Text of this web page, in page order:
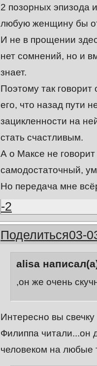
2 позорных эпизода
любую женщину бы
И не в прощении
нет сомнений, но и
знает.
Поэтому так
его, что назад пути
зацикленности на
стать счастливым.
А о Максе не
самодостаточный,
Но передача мне
-2
Поделиться03-
alisa
,он же очень
Интересно вы
Филиппа читали...он
человеком на